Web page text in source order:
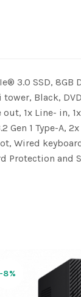
3.0 SSD,
Black,
1x Line- in, 1x
1 Type-A,
Wired
Protection
-8%